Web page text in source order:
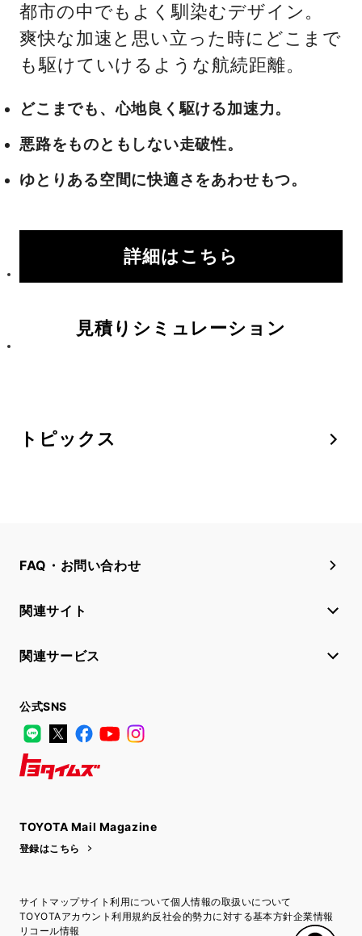
都市の中でもよく馴染むデザイン。
爽快な加速と思い立った時にどこまで
も駆けていけるような航続距離。
どこまでも、心地良く駆ける加速力。
悪路をものともしない走破性。
ゆとりある空間に快適さをあわせもつ。
詳細はこちら
見積りシミュレーション
トピックス
FAQ・お問い合わせ
関連サイト
関連サービス
公式SNS
LINE
X FacebookYouTube
TOYOTA Mail Magazine
登録はこちら
サイトマップサイト利用について個人情報の取扱いについて
TOYOTAアカウント利用規約反社会的勢力に対する基本方針企業情報
リコール情報